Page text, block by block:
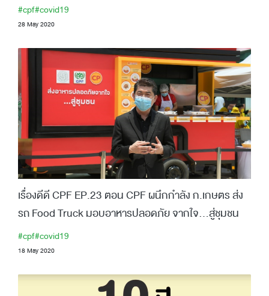
#cpf#covid19
28 May 2020
เรื่องดีดี CPF EP.23 ตอน CPF ผนึกกำลัง ก.เกษตร ส่ง
รถ Food Truck มอบอาหารปลอดภัย จากใจ...สู่ชุมชน
#cpf#covid19
18 May 2020